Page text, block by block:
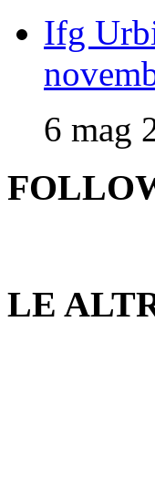
Ifg
6 mag
LE